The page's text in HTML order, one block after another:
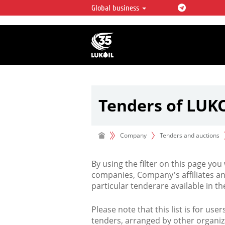
LUKOIL OVERVIEW
LUKOIL is one of the largest oil &
integrated companies in the
over 2% of crude production and
hydrocarbon reserves globally.
Global business
Tenders of
Company Tenders and auctions
By using the filter on this page
companies, Company's affiliates
particular tenderare available in
Please note that this list is for
tenders, arranged by other